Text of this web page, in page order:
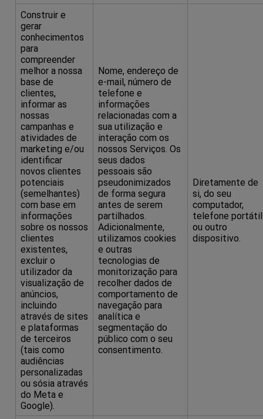
Construir e
gerar
conhecimentos
para
compreender
melhor a nossa
base de
clientes,
informar as
nossas
campanhas e
atividades de
marketing e/ou
identificar
novos clientes
potenciais
(semelhantes)
com base em
informações
sobre os nossos
clientes
existentes,
excluir o
utilizador da
visualização de
anúncios,
incluindo
através de sites
e plataformas
de terceiros
(tais como
audiências
personalizadas
ou sósia através
do Meta e
Google).
Nome, endereço de
e-mail, número de
telefone e
informações
relacionadas com a
sua utilização e
interação com os
nossos Serviços. Os
seus dados
pessoais são
pseudonimizados
de forma segura
antes de serem
partilhados.
Adicionalmente,
utilizamos cookies
e outras
tecnologias de
monitorização para
recolher dados de
comportamento de
navegação para
analítica e
segmentação do
público com o seu
consentimento.
Diretamente de
si, do seu
computador,
telefone portátil
ou outro
dispositivo.